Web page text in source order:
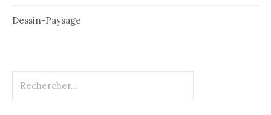
Dessin-Paysage